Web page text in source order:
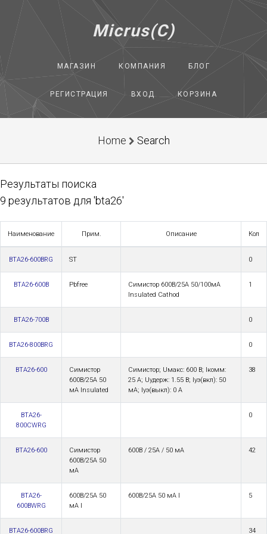
Micrus(C)
МАГАЗИН КОМПАНИЯ БЛОГ
РЕГИСТРАЦИЯ ВХОД КОРЗИНА
Home Search
Результаты поиска
9 результатов для 'bta26'
Наименование Прим. Описание Кол
BTA26-600BRG ST 0
BTA26-600B Pbfree
Симистор 600В/25А 50/100мА
Insulated Cathod
1
BTA26-700B 0
BTA26-800BRG 0
BTA26-600
Симистор
600В/25А 50
мА Insulated
Симистор; Uмакс: 600 В; Iкомм:
25 А; Uудерж: 1.55 В; Iуэ(вкл): 50
мА; Iуэ(выкл): 0 А
38
BTA26-
800CWRG
0
BTA26-600
Симистор
600В/25А 50
мА
600В / 25А / 50 мА 42
BTA26-
600BWRG
600В/25А 50
мА I
600В/25А 50 мА I 5
BTA26-600BRG 34